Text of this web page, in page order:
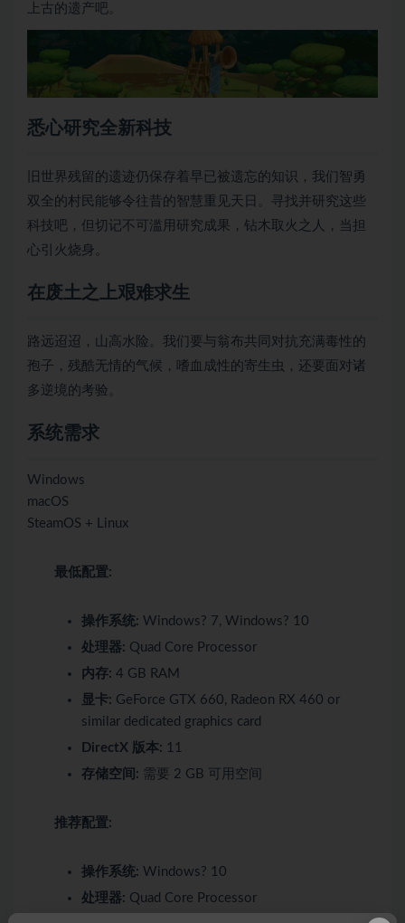
上古的遗产吧。
悉心研究全新科技
旧世界残留的遗迹仍保存着早已被遗忘的知识，我们智勇
双全的村民能够令往昔的智慧重见天日。寻找并研究这些
科技吧，但切记不可滥用研究成果，钻木取火之人，当担
心引火烧身。
在废土之上艰难求生
路远迢迢，山高水险。我们要与翁布共同对抗充满毒性的
孢子，残酷无情的气候，嗜血成性的寄生虫，还要面对诸
多逆境的考验。
系统需求
Windows
macOS
SteamOS + Linux
最低配置:
操作系统: Windows? 7, Windows? 10
处理器: Quad Core Processor
内存: 4 GB RAM
显卡: GeForce GTX 660, Radeon RX 460 or
similar dedicated graphics card
DirectX 版本: 11
存储空间: 需要 2 GB 可用空间
推荐配置:
操作系统: Windows? 10
处理器: Quad Core Processor